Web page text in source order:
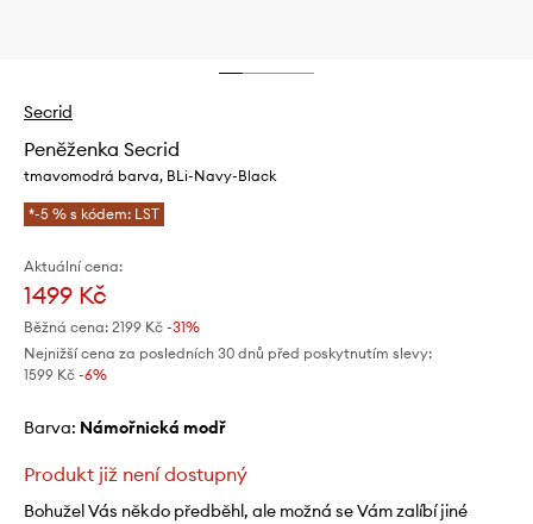
Secrid
Peněženka Secrid
tmavomodrá barva, BLi-Navy-Black
*-5 % s kódem: LST
Aktuální cena:
1499 Kč
Běžná cena: 2199 Kč -31%
Nejnižší cena za posledních 30 dnů před poskytnutím slevy:
1599 Kč -6%
Barva: námořnická modř
Produkt již není dostupný
Bohužel Vás někdo předběhl, ale možná se Vám zalíbí jiné